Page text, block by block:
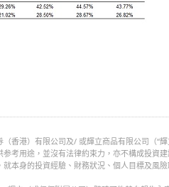
香港）有限公司及/ 或輝立商品有限公司（“
考用途，並沒有法律約束力，亦不構成投資
本身的投資經驗、財務狀況、個人目標及風